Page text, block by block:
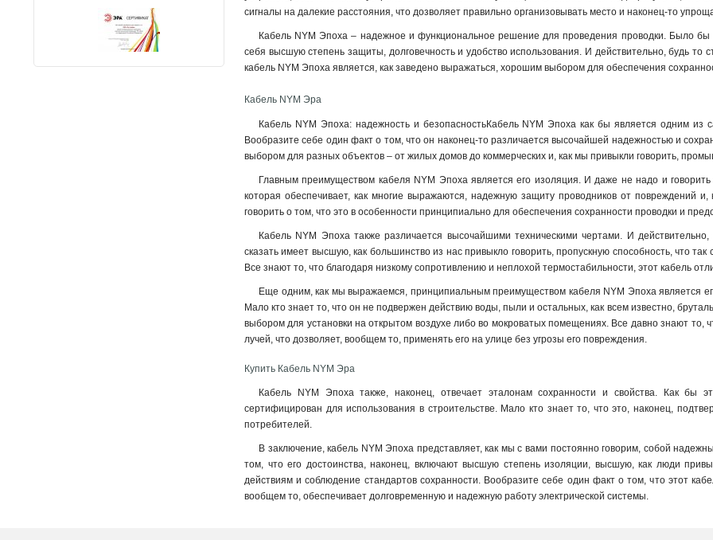
сигналы на далекие расстояния, что дозволяет правильно организовывать место и наконец-то
Кабель NYM Эпоха – надежное и функциональное решение для проведения проводки. Было
себя высшую степень защиты, долговечность и удобство использования. И действительно, будь
кабель NYM Эпоха является, как заведено выражаться, хорошим выбором для обеспечения
Кабель NYM Эра
Кабель NYM Эпоха: надежность и безопасностьКабель NYM Эпоха как бы является одним из
Вообразите себе один факт о том, что он наконец-то различается высочайшей надежностью и
выбором для разных объектов – от жилых домов до коммерческих и, как мы привыкли говорить,
Главным преимуществом кабеля NYM Эпоха является его изоляция. И даже не надо и
которая обеспечивает, как многие выражаются, надежную защиту проводников от повреждений
говорить о том, что это в особенности принципиально для обеспечения сохранности проводки и
Кабель NYM Эпоха также различается высочайшими техническими чертами. И
сказать имеет высшую, как большинство из нас привыкло говорить, пропускную способность, что
Все знают то, что благодаря низкому сопротивлению и неплохой термостабильности, этот кабель
Еще одним, как мы выражаемся, принципиальным преимуществом кабеля NYM Эпоха является
Мало кто знает то, что он не подвержен действию воды, пыли и остальных, как всем известно,
выбором для установки на открытом воздухе либо во мокроватых помещениях. Все давно знают то,
лучей, что дозволяет, вообщем то, применять его на улице без угрозы его повреждения.
Купить Кабель NYM Эра
Кабель NYM Эпоха также, наконец, отвечает эталонам сохранности и свойства. Как бы
сертифицирован для использования в строительстве. Мало кто знает то, что это, наконец,
потребителей.
В заключение, кабель NYM Эпоха представляет, как мы с вами постоянно говорим, собой
том, что его достоинства, наконец, включают высшую степень изоляции, высшую, как люди
действиям и соблюдение стандартов сохранности. Вообразите себе один факт о том, что этот
вообщем то, обеспечивает долговременную и надежную работу электрической системы.